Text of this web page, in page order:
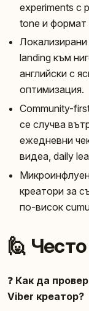
experiments с
tone и формат
landing към
английски с
оптимизация.
Community-
се случва
ежедневни
видеа, daily
креатори за
по-висок
🙋
❓ Как да
Viber креатор?